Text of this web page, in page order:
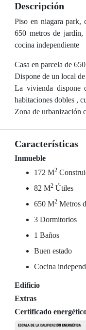
Descripción
Piso en niagara park,
650 metros de jardín,
cocina independiente
Casa en parcela de
Dispone de un local
La vivienda dispone
habitaciones dobles ,
Zona de urbanización
Características
Inmueble
172 M2
82 M2 Útiles
650 M2 Metros
3 Dormitorios
1 Baños
Buen estado
Cocina
Edificio
Extras
Certificado